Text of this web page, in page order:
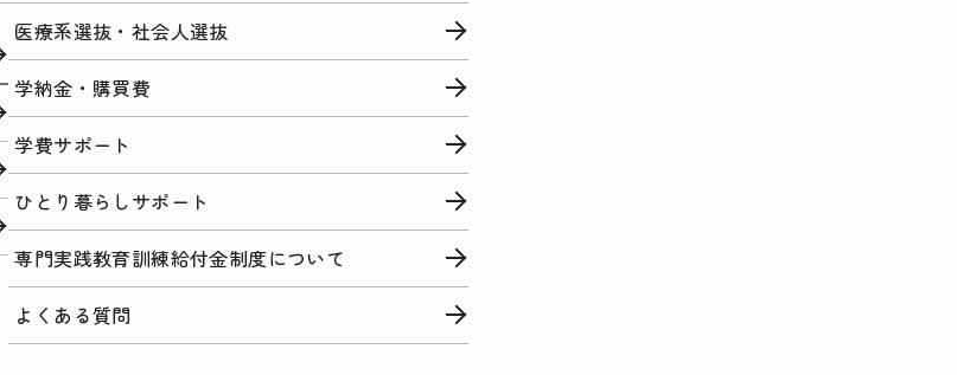
医療系選抜・社会人選抜
学納金・購買費
学費サポート
ひとり暮らしサポート
専門実践教育訓練給付金制度について
よくある質問